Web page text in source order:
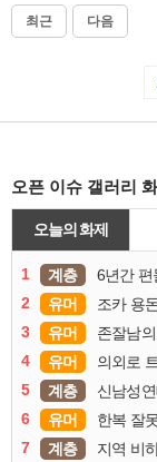
최근 다음
오픈 이슈 갤러리
오늘의 화제
1 계층 6년간 편
2
유머 조카 용
3
유머 존잘남
4
유머 의외로
5
계층 신남성
6
유머 한복 잘
7
계층 지역 비